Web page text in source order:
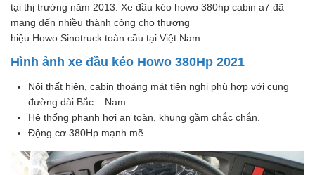
tại thị trường năm 2013. Xe đầu kéo howo 380hp cabin a7 đã
mang đến nhiều thành công cho thương
hiệu Howo Sinotruck toàn cầu tại Việt Nam.
Hình ảnh xe đầu kéo Howo 380Hp 2021
Nội thất hiện, cabin thoáng mát tiện nghi phù hợp với cung
đường dài Bắc – Nam.
Hệ thống phanh hơi an toàn, khung gầm chắc chắn.
Động cơ 380Hp mạnh mẽ.